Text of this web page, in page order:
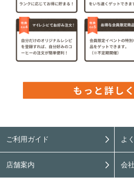
ご利用ガイド よ
店舗案内 会